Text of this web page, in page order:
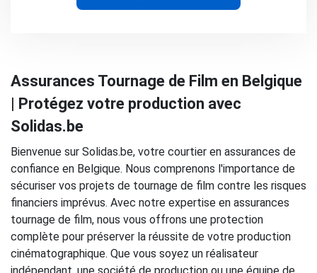
Assurances Tournage de Film en Belgique
| Protégez votre production avec
Solidas.be
Bienvenue sur Solidas.be, votre courtier en assurances de
confiance en Belgique. Nous comprenons l'importance de
sécuriser vos projets de tournage de film contre les risques
financiers imprévus. Avec notre expertise en assurances
tournage de film, nous vous offrons une protection
complète pour préserver la réussite de votre production
cinématographique. Que vous soyez un réalisateur